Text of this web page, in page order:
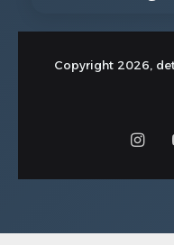
يوتيوبانستقرام